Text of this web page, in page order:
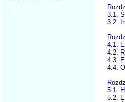
3.1.
3.2.
4.1.
4.2.
4.3.
4.4.
5.1.
5.2.